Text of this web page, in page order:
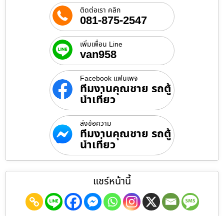
ติดต่อเรา คลิก
081-875-2547
เพิ่มเพื่อน Line
van958
Facebook แฟนเพจ
ทีมงานคุณชาย รถตู้
นำเที่ยว
ส่งข้อความ
ทีมงานคุณชาย รถตู้
นำเที่ยว
แชร์หน้านี้